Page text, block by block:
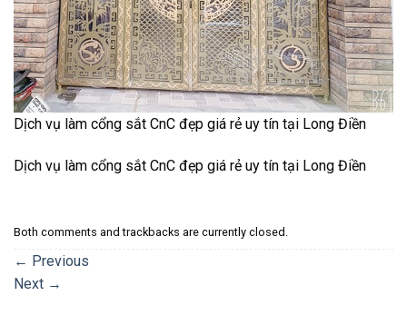
Dịch vụ làm cổng sắt CnC đẹp giá rẻ uy tín tại Long Điền
Dịch vụ làm cổng sắt CnC đẹp giá rẻ uy tín tại Long Điền
Both comments and trackbacks are currently closed.
← Previous
Next →